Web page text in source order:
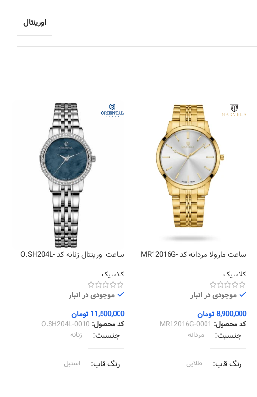
اورینتال
ساعت مارولا مردانه کد MR12016G-
کلاسیک
موجودی در انبار
8,900,000تومان
کد محصول: MR12016G-0001
جنسیت مردانه
رنگ قاب طلایی
ساعت اورینتال زنانه کد O.SH204L-
کلاسیک
موجودی در انبار
11,500,000 تومان
کد محصول: O.SH204L-0010
جنسیت زنانه
رنگ قاب استیل